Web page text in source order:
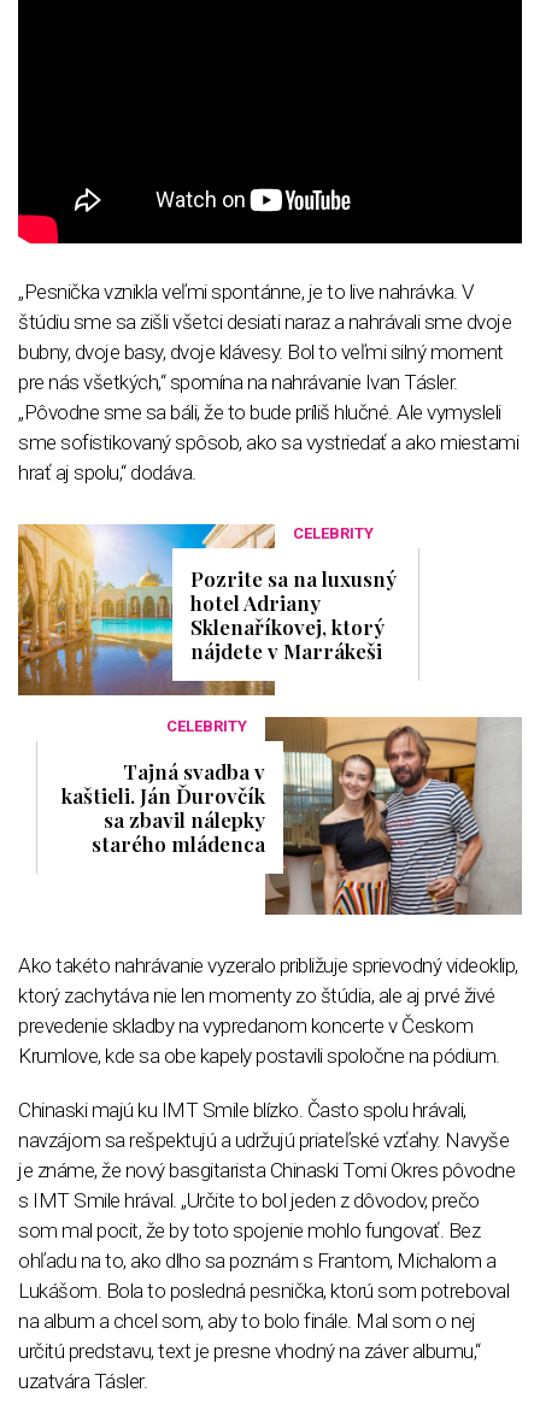
„Pesnička vznikla veľmi spontánne, je to live nahrávka. V
štúdiu sme sa zišli všetci desiati naraz a nahrávali sme dvoje
bubny, dvoje basy, dvoje klávesy. Bol to veľmi silný moment
pre nás všetkých,“ spomína na nahrávanie Ivan Tásler.
„Pôvodne sme sa báli, že to bude príliš hlučné. Ale vymysleli
sme sofistikovaný spôsob, ako sa vystriedať a ako miestami
hrať aj spolu,“ dodáva.
CELEBRITY
Pozrite sa na luxusný
hotel Adriany
Sklenaříkovej, ktorý
nájdete v Marrákeši
CELEBRITY
Tajná svadba v
kaštieli. Ján Ďurovčík
sa zbavil nálepky
starého mládenca
Ako takéto nahrávanie vyzeralo približuje sprievodný videoklip,
ktorý zachytáva nie len momenty zo štúdia, ale aj prvé živé
prevedenie skladby na vypredanom koncerte v Českom
Krumlove, kde sa obe kapely postavili spoločne na pódium.
Chinaski majú ku IMT Smile blízko. Často spolu hrávali,
navzájom sa rešpektujú a udržujú priateľské vzťahy. Navyše
je známe, že nový basgitarista Chinaski Tomi Okres pôvodne
s IMT Smile hrával. „Určite to bol jeden z dôvodov, prečo
som mal pocit, že by toto spojenie mohlo fungovať. Bez
ohľadu na to, ako dlho sa poznám s Frantom, Michalom a
Lukášom. Bola to posledná pesnička, ktorú som potreboval
na album a chcel som, aby to bolo finále. Mal som o nej
určitú predstavu, text je presne vhodný na záver albumu,“
uzatvára Tásler.